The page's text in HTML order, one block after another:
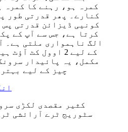
کمرہ ہو، رہنے کا کمرہ
کنارے۔ پھر قدرتی طور
کونیی ڈیزائن قدرتی پس
کرتا ہے، جس سے آپ کے
الگ ناہمواری ملتی ہے۔
کے لیے 2 اوول کٹ
مکمل، یہ پائیدار
چیز کے لیے